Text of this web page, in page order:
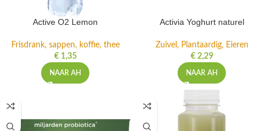
Active O2 Lemon
Frisdrank, sappen, koffie, thee
€1,35
NAAR AH
Activia Yoghurt naturel
Zuivel, Plantaardig, Eieren
€2,29
NAAR AH